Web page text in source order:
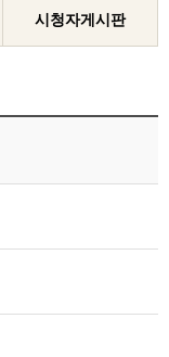
시청자게시판